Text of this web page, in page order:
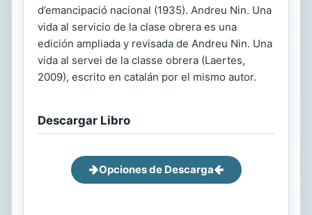
d’emancipació nacional (1935). Andreu Nin. Una
vida al servicio de la clase obrera es una
edición ampliada y revisada de Andreu Nin. Una
vida al servei de la classe obrera (Laertes,
2009), escrito en catalán por el mismo autor.
Descargar Libro
Opciones de Descarga